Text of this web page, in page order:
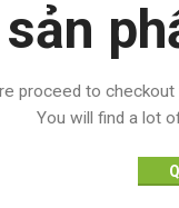
proceed to checkout
You will find a lot